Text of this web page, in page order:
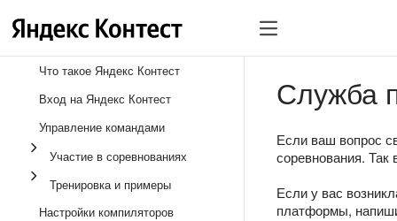
Что такое Яндекс Контест
Вход на Яндекс Контест
Управление командами
Участие в соревнованиях
Тренировка и примеры
Настройки компиляторов
Служба
Если ваш вопрос
соревнования. Так
Если у вас
платформы,